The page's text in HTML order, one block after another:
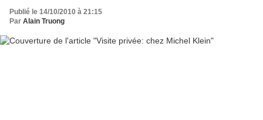
Publié le 14/10/2010 à 21:15
Par Alain Truong